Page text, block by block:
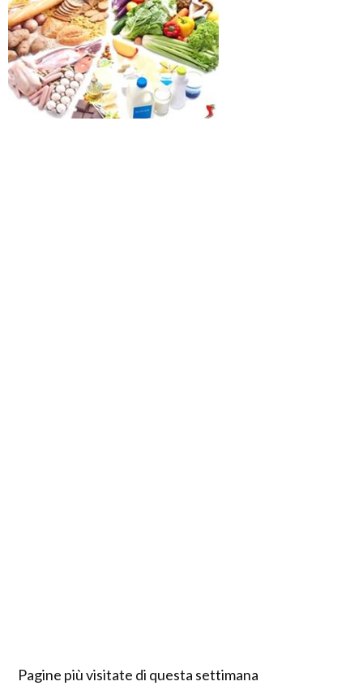
Pagine più visitate di questa settimana